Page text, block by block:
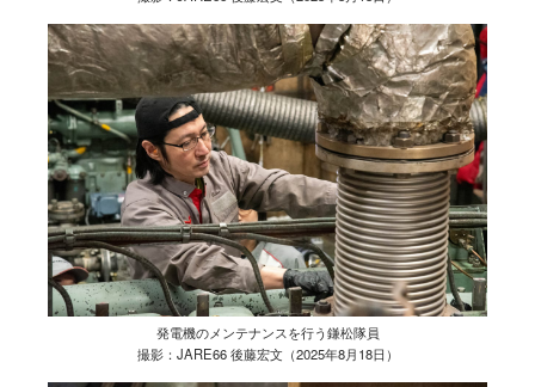
発電機のメンテナンスを行う鎌松隊員
撮影：JARE66 後藤宏文（2025年8月18日）